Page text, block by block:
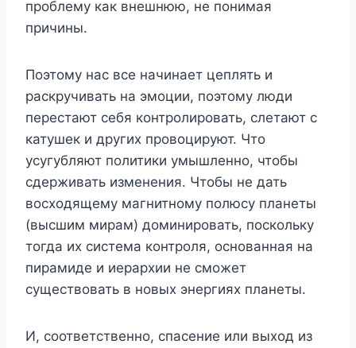
проблему как внешнюю, не понимая
причины.
Поэтому нас все начинает цеплять и
раскручивать на эмоции, поэтому люди
перестают себя контролировать, слетают с
катушек и других провоцируют. Что
усугубляют политики умышленно, чтобы
сдерживать изменения. Чтобы не дать
восходящему магнитному полюсу планеты
(высшим мирам) доминировать, поскольку
тогда их система контроля, основанная на
пирамиде и иерархии не сможет
существовать в новых энергиях планеты.
И, соответственно, спасение или выход из